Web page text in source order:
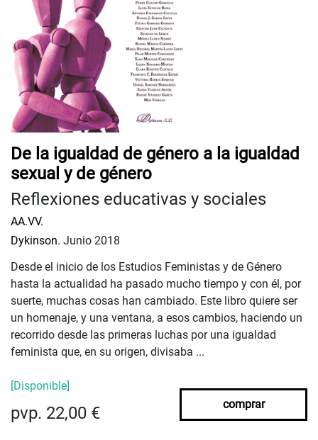
De la igualdad de género a la igualdad
sexual y de género
Reflexiones educativas y sociales
AA.VV.
Dykinson. Junio 2018
Desde el inicio de los Estudios Feministas y de Género
hasta la actualidad ha pasado mucho tiempo y con él, por
suerte, muchas cosas han cambiado. Este libro quiere ser
un homenaje, y una ventana, a esos cambios, haciendo un
recorrido desde las primeras luchas por una igualdad
feminista que, en su origen, divisaba ...
[Disponible]
pvp. 22,00 € comprar